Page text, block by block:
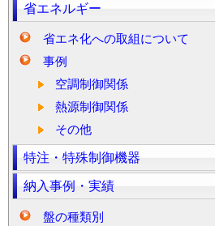
省エネルギー
省エネ化への取組について
事例
空調制御関係
熱源制御関係
その他
特注・特殊制御機器
納入事例・実績
盤の種類別